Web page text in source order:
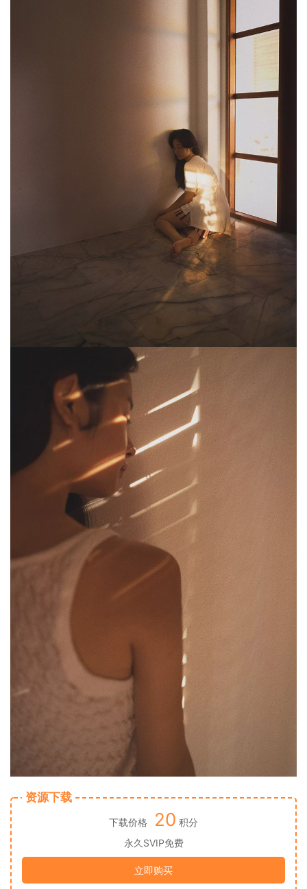
资源下载
下载价格 20 积分
永久SVIP免费
立即购买